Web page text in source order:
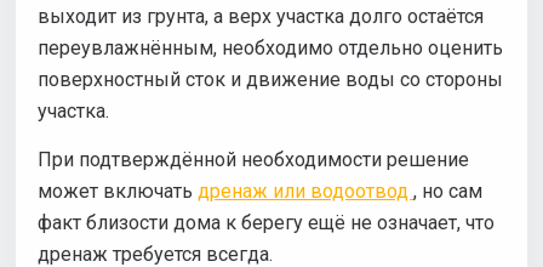
выходит из грунта, а верх участка долго остаётся
переувлажнённым, необходимо отдельно оценить
поверхностный сток и движение воды со стороны
участка.
При подтверждённой необходимости решение
может включать дренаж или водоотвод , но сам
факт близости дома к берегу ещё не означает, что
дренаж требуется всегда.